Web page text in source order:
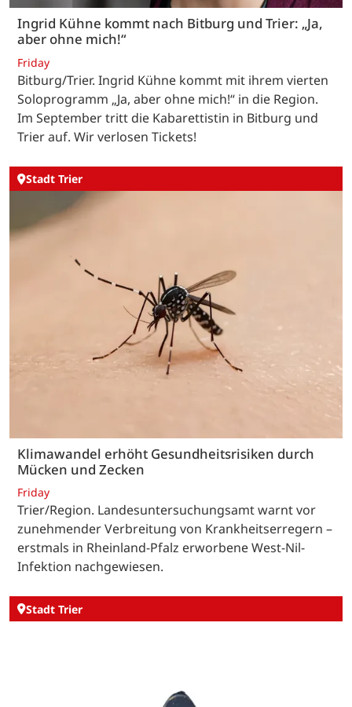
Ingrid Kühne kommt nach Bitburg und Trier: „Ja,
aber ohne mich!“
Friday
Bitburg/Trier. Ingrid Kühne kommt mit ihrem vierten
Soloprogramm „Ja, aber ohne mich!“ in die Region.
Im September tritt die Kabarettistin in Bitburg und
Trier auf. Wir verlosen Tickets!
Stadt Trier
Klimawandel erhöht Gesundheitsrisiken durch
Mücken und Zecken
Friday
Trier/Region. Landesuntersuchungsamt warnt vor
zunehmender Verbreitung von Krankheitserregern –
erstmals in Rheinland-Pfalz erworbene West-Nil-
Infektion nachgewiesen.
Stadt Trier